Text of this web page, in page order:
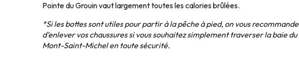
Pointe du Grouin vaut largement toutes les calories brûlées.
*Si les bottes sont utiles pour partir à la pêche à pied, on vous recommande
d’enlever vos chaussures si vous souhaitez simplement traverser la baie du
Mont-Saint-Michel en toute sécurité.